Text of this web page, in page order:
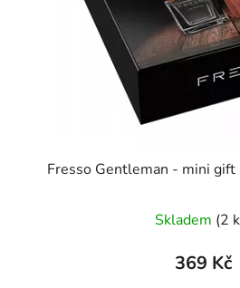
Fresso Gentleman - mini gift
Skladem (2
369 Kč